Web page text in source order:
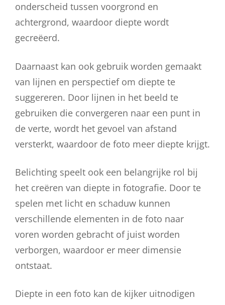
onderscheid tussen voorgrond en
achtergrond, waardoor diepte wordt
gecreëerd.
Daarnaast kan ook gebruik worden gemaakt
van lijnen en perspectief om diepte te
suggereren. Door lijnen in het beeld te
gebruiken die convergeren naar een punt in
de verte, wordt het gevoel van afstand
versterkt, waardoor de foto meer diepte krijgt.
Belichting speelt ook een belangrijke rol bij
het creëren van diepte in fotografie. Door te
spelen met licht en schaduw kunnen
verschillende elementen in de foto naar
voren worden gebracht of juist worden
verborgen, waardoor er meer dimensie
ontstaat.
Diepte in een foto kan de kijker uitnodigen